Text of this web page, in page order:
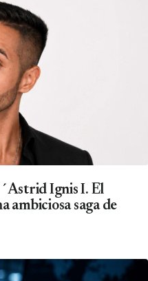
Ignis I. El
ambiciosa saga de